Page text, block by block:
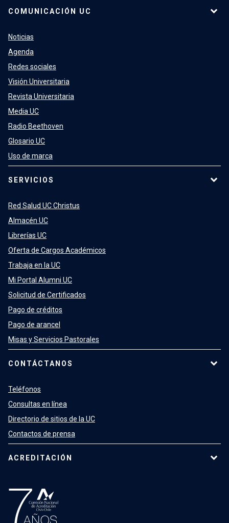
COMUNICACIÓN UC
Noticias
Agenda
Redes sociales
Visión Universitaria
Revista Universitaria
Media UC
Radio Beethoven
Glosario UC
Uso de marca
SERVICIOS
Red Salud UC Christus
Almacén UC
Librerías UC
Oferta de Cargos Académicos
Trabaja en la UC
Mi Portal Alumni UC
Solicitud de Certificados
Pago de créditos
Pago de arancel
Misas y Servicios Pastorales
CONTÁCTANOS
Teléfonos
Consultas en línea
Directorio de sitios de la UC
Contactos de prensa
ACREDITACIÓN